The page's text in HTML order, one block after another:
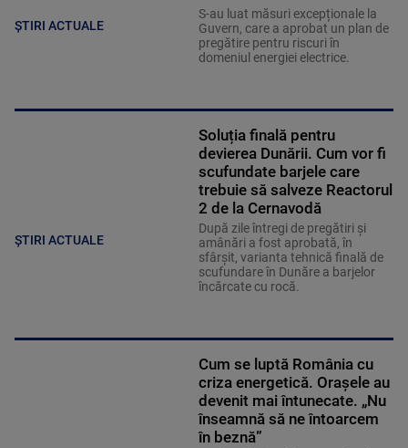
ȘTIRI ACTUALE
S-au luat măsuri excepționale la
Guvern, care a aprobat un plan de
pregătire pentru riscuri în
domeniul energiei electrice.
ȘTIRI ACTUALE
Soluția finală pentru
devierea Dunării. Cum vor fi
scufundate barjele care
trebuie să salveze Reactorul
2 de la Cernavodă
După zile întregi de pregătiri și
amânări a fost aprobată, în
sfârșit, varianta tehnică finală de
scufundare în Dunăre a barjelor
încărcate cu rocă.
Cum se luptă România cu
criza energetică. Orașele au
devenit mai întunecate. „Nu
înseamnă să ne întoarcem
în beznă”